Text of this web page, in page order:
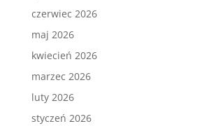
czerwiec 2026
maj 2026
kwiecień 2026
marzec 2026
luty 2026
styczeń 2026